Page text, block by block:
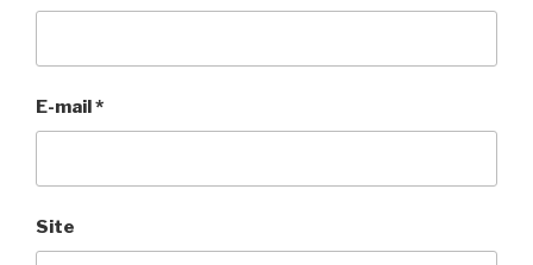
E-mail*
Site